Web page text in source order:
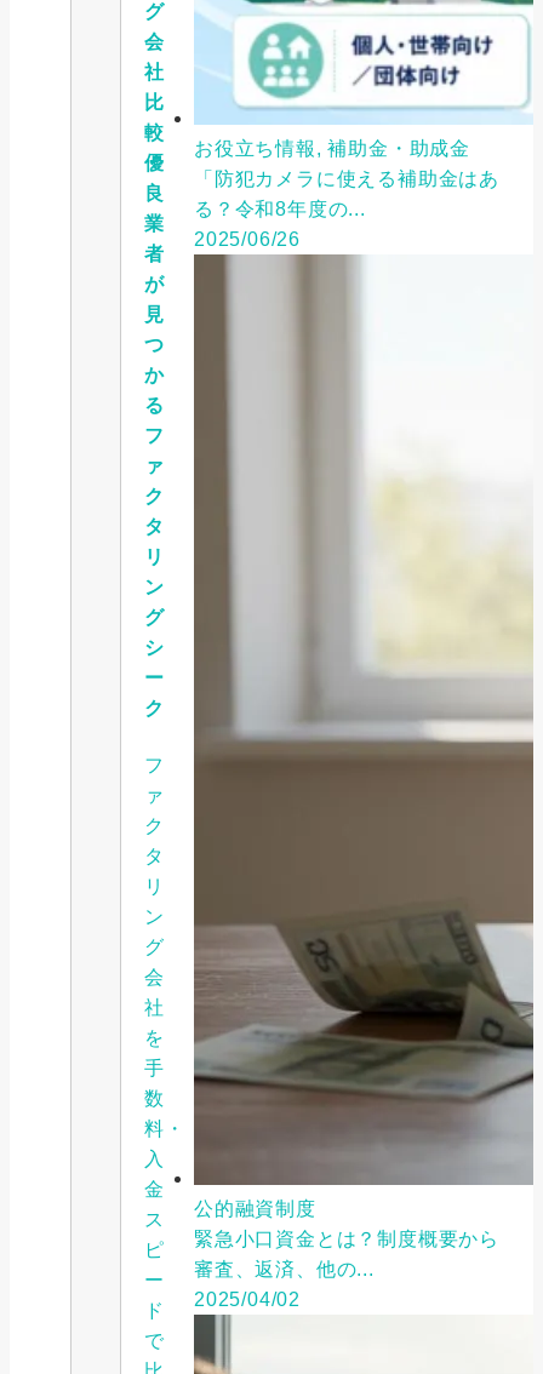
グ
会
社
比
較
優
良
業
者
が
見
つ
か
る
フ
ァ
ク
タ
リ
ン
グ
シ
ー
ク
フ
ァ
ク
タ
リ
ン
グ
会
社
を
手
数
料・
入
金
ス
ピ
ー
ド
で
お役立ち情報, 補助金・助成金
「防犯カメラに使える補助金はあ
る？令和8年度の...
2025/06/26
公的融資制度
緊急小口資金とは？制度概要から
審査、返済、他の...
2025/04/02